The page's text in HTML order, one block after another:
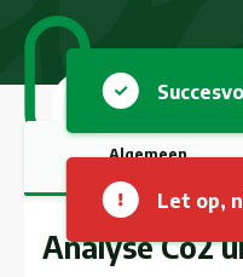
Let op,
Algemeen
Analyse Co2